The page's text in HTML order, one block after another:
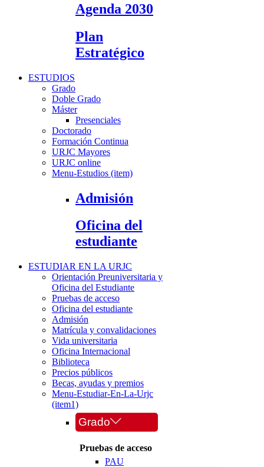
Agenda 2030
Plan
Estratégico
ESTUDIOS
Grado
Doble Grado
Máster
Presenciales
Doctorado
Formación Continua
URJC Mayores
URJC online
Menu-Estudios (item)
Admisión
Oficina del
estudiante
ESTUDIAR EN LA URJC
Orientación Preuniversitaria y
Oficina del Estudiante
Pruebas de acceso
Oficina del estudiante
Admisión
Matrícula y convalidaciones
Vida universitaria
Oficina Internacional
Biblioteca
Precios públicos
Becas, ayudas y premios
Menu-Estudiar-En-La-Urjc
(item1)
Grado
Pruebas de acceso
PAU